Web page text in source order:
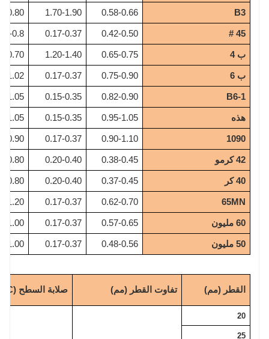
B3
0.58-0.66
1.70-1.90
0.80
45 #
0.42-0.50
0.17-0.37
0.8
ب 4 0.65-0.75
1.20-1.40
0.70
ب 6 0.75-0.90
0.17-0.37
1.02
B6-1
0.82-0.90
0.15-0.35
1.05
هذه 0.95-1.05
0.15-0.35
1.05
1090
0.90-1.10
0.17-0.37
0.90
42 كرمو 0.38-0.45
0.20-0.40
0.80
40 كر 0.37-0.45
0.20-0.40
0.80
65MN
0.62-0.70
0.17-0.37
1.20
60 مليون 0.57-0.65
0.17-0.37
1.00
50 مليون 0.48-0.56
0.17-0.37
1.00
القطر (مم) تفاوت القطر (مم) صلابة السطح (HRC)
20
25